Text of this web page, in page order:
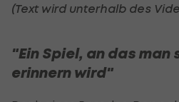
(Text wird unterhalb des
"Ein Spiel, an das
erinnern wird"